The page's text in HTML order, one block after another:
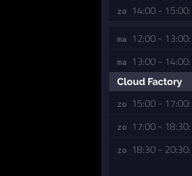
zo 14:00 - 15:00:
ma 12:00 - 13:00:
ma 13:00 - 14:00:
Cloud Factory
zo 15:00 - 17:00:
zo 17:00 - 18:30:
zo 18:30 - 20:30: